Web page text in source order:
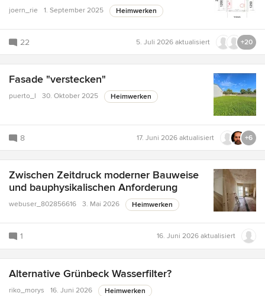
joern_rie 1. September 2025 Heimwerken
22 5. Juli 2026 aktualisiert +20
Fasade "verstecken"
puerto_l 30. Oktober 2025 Heimwerken
8 17. Juni 2026 aktualisiert +6
Zwischen Zeitdruck moderner Bauweise
und bauphysikalischen Anforderung
webuser_802856616 3. Mai 2026 Heimwerken
1 16. Juni 2026 aktualisiert
Alternative Grünbeck Wasserfilter?
riko_morys 16. Juni 2026 Heimwerken